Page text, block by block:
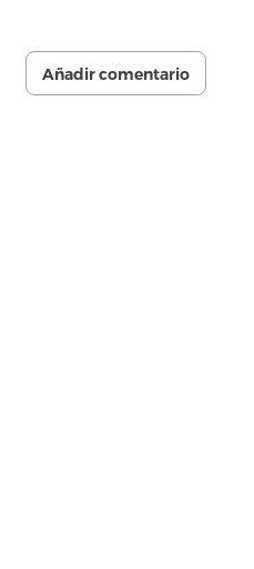
Añadir comentario